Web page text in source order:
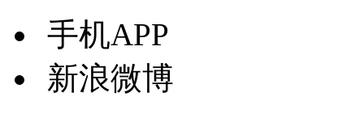
手机APP
新浪微博